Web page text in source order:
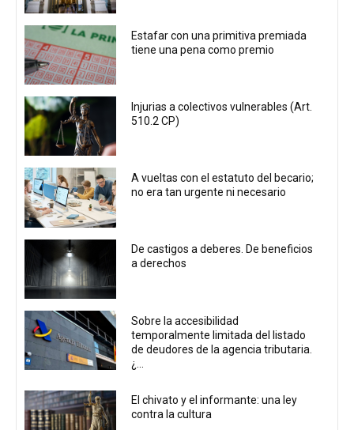
Estafar con una primitiva premiada
tiene una pena como premio
Injurias a colectivos vulnerables (Art.
510.2 CP)
A vueltas con el estatuto del becario;
no era tan urgente ni necesario
De castigos a deberes. De beneficios
a derechos
Sobre la accesibilidad
temporalmente limitada del listado
de deudores de la agencia tributaria.
¿...
El chivato y el informante: una ley
contra la cultura